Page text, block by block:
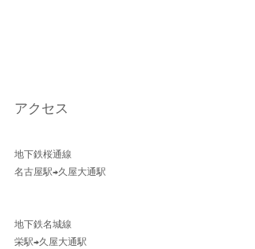
アクセス
地下鉄桜通線
名古屋駅→久屋大通駅
地下鉄名城線
栄駅→久屋大通駅